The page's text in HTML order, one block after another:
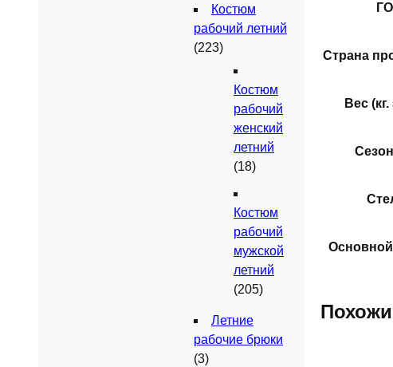
Страна
Вес
Костюм
рабочий летний
(223)
Костюм
рабочий
женский
летний
(18)
Костюм
рабочий
мужской
летний
(205)
Летние
рабочие брюки
(3)